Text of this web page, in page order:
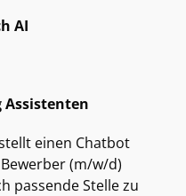
AI
Assistenten
einen Chatbot
(m/w/d)
passende Stelle zu